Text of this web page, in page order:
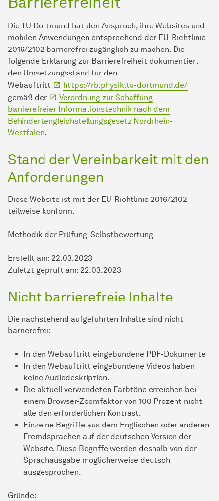
Die TU Dort­mund hat den Anspruch, ihre Websites und
mobilen An­wen­dungen entsprechend der EU-Richtlinie
2016/2102 barrierefrei zugänglich zu machen. Die
folgende Erklärung zur Barrierefreiheit dokumentiert
den Umsetzungsstand für den
Webauftritt
https://rb.physik.tu-dortmund.de/
gemäß der
Verordnung zur Schaffung
barrierefreier In­for­ma­ti­ons­tech­nik nach dem
Behindertengleichstellungsgesetz Nordrhein-
Westfalen.
Stand der Vereinbarkeit mit den
An­for­der­ungen
Diese Website ist mit der EU-Richtlinie 2016/2102
teilweise konform.
Methodik der Prüfung: Selbstbewertung
Erstellt am: 22.03.2023
Zuletzt geprüft am: 22.03.2023
Nicht barrierefreie Inhalte
Die nachstehend aufgeführten Inhalte sind nicht
barrierefrei:
In den Webauftritt eingebundene PDF-Dokumente
In den Webauftritt eingebundene Videos haben
keine Audiodeskription.
Die aktuell verwendeten Farbtöne erreichen bei
einem Browser-Zoomfaktor von 100 Prozent nicht
alle den erforderlichen Kontrast.
Einzelne Begriffe aus dem Englischen oder anderen
Fremdsprachen auf der deutschen Version der
Website. Diese Begriffe werden deshalb von der
Sprachausgabe möglicherweise deutsch
ausgesprochen.
Gründe: